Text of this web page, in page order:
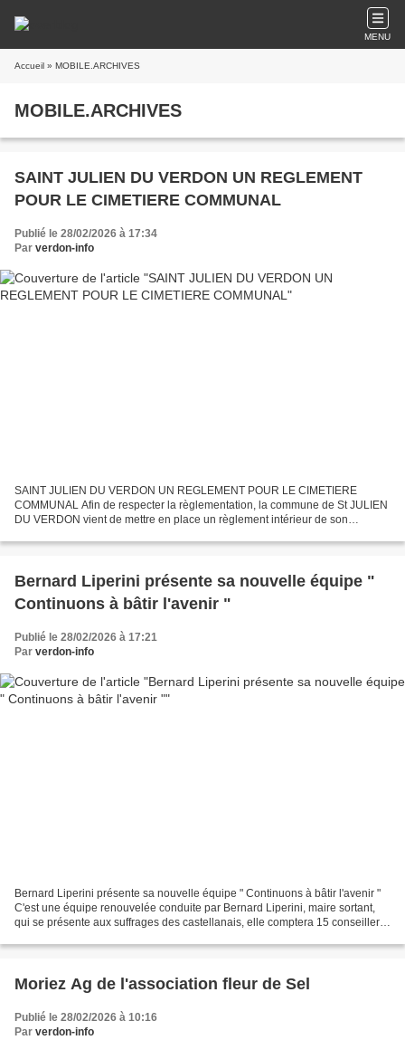
MENU
Accueil » MOBILE.ARCHIVES
MOBILE.ARCHIVES
SAINT JULIEN DU VERDON UN REGLEMENT
POUR LE CIMETIERE COMMUNAL
Publié le 28/02/2026 à 17:34
Par verdon-info
SAINT JULIEN DU VERDON UN REGLEMENT POUR LE CIMETIERE
COMMUNAL Afin de respecter la règlementation, la commune de St JULIEN
DU VERDON vient de mettre en place un règlement intérieur de son
Bernard Liperini présente sa nouvelle équipe "
Continuons à bâtir l'avenir "
Publié le 28/02/2026 à 17:21
Par verdon-info
Bernard Liperini présente sa nouvelle équipe " Continuons à bâtir l'avenir "
C'est une équipe renouvelée conduite par Bernard Liperini, maire sortant,
qui se présente aux suffrages des castellanais, elle comptera 15 conseillers
Moriez Ag de l'association fleur de Sel
Publié le 28/02/2026 à 10:16
Par verdon-info